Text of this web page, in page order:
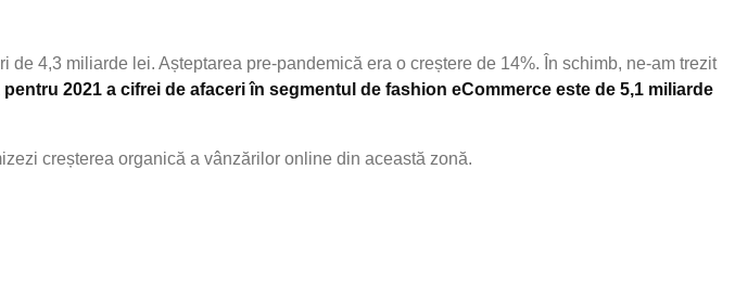
4,3 miliarde lei. Așteptarea pre-pandemică era o creștere de 14%. În schimb, ne-am trezit
pentru 2021 a cifrei de afaceri în segmentul de fashion eCommerce este de 5,1 miliarde
creșterea organică a vânzărilor online din această zonă.